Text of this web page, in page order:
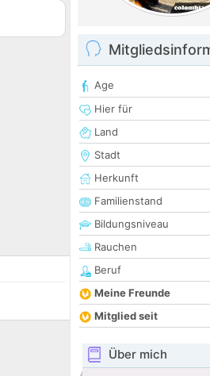
Age
Hier für
Land
Stadt
Herkunft
Familienstand
Bildungsniveau
Rauchen
Beruf
Meine Freunde
Mitglied seit
Über mich